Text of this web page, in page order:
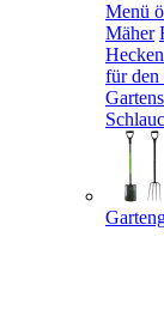
Menü
Mäher
für den